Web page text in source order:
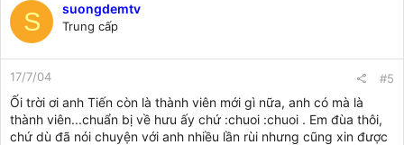
S suongdemtv
Trung cấp
17/7/04 #5
Ối trời ơi anh Tiến còn là thành viên mới gì nữa, anh có mà là
thành viên...chuẩn bị về hưu ấy chứ :chuoi :chuoi . Em đùa thôi,
chứ dù đã nói chuyện với anh nhiều lần rùi nhưng cũng xin được